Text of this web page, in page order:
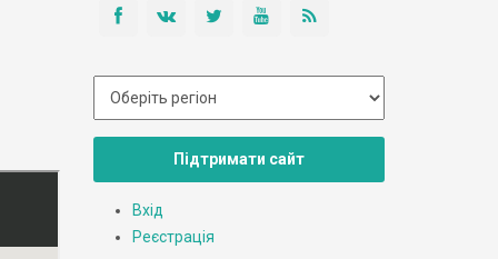
Підтримати сайт
Вхід
Реєстрація